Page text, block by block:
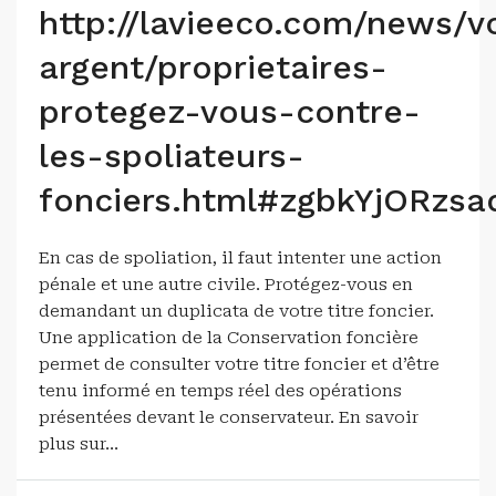
http://lavieeco.com/news/
argent/proprietaires-
protegez-vous-contre-
les-spoliateurs-
En cas de spoliation, il faut intenter une action
pénale et une autre civile. Protégez-vous en
demandant un duplicata de votre titre foncier.
Une application de la Conservation foncière
permet de consulter votre titre foncier et d’être
tenu informé en temps réel des opérations
présentées devant le conservateur. En savoir
plus sur...